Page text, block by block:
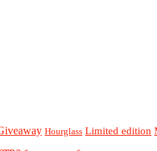
Hourglass Limited edition